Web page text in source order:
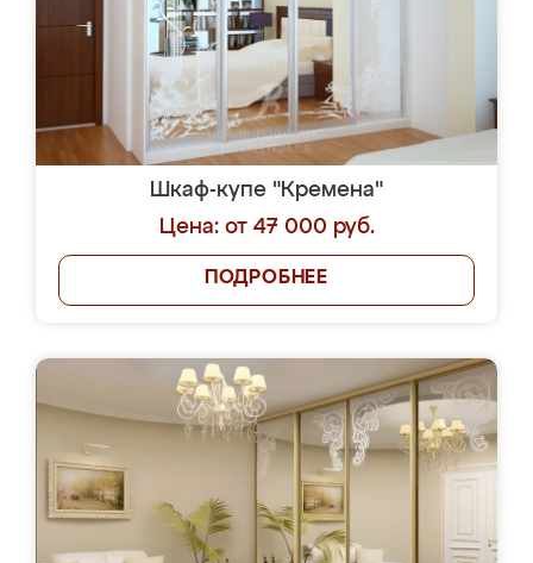
Шкаф-купе "Кремена"
Цена: от 47 000 руб.
ПОДРОБНЕЕ